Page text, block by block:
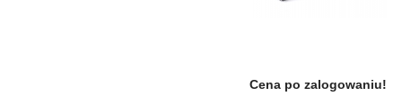
Cena po zalogowaniu!